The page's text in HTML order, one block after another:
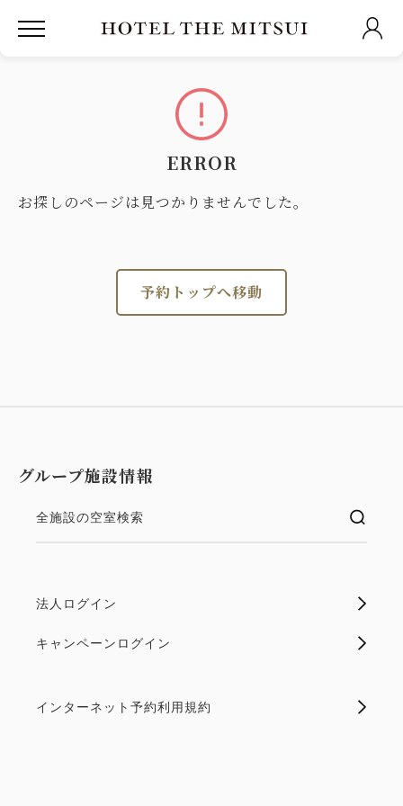
ERROR
お探しのページは見つかりませんでした。
予約トップへ移動
グループ施設情報
全施設の空室検索
法人ログイン
キャンペーンログイン
インターネット予約利用規約